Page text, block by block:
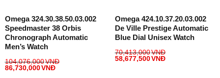
Omega 324.30.38.50.03.002
Speedmaster 38 Orbis
Chronograph Automatic
Men’s Watch
104,076,000VNĐ
86,730,000VNĐ
Omega 424.10.37.20.03.002
De Ville Prestige Automatic
Blue Dial Unisex Watch
70,413,000VNĐ
58,677,500VNĐ